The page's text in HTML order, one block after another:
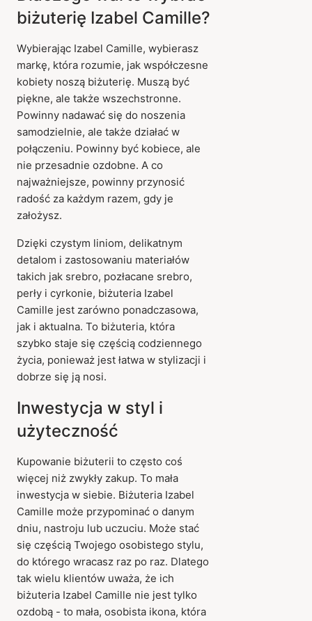
biżuterię Izabel Camille?
Wybierając Izabel Camille, wybierasz
markę, która rozumie, jak współczesne
kobiety noszą biżuterię. Muszą być
piękne, ale także wszechstronne.
Powinny nadawać się do noszenia
samodzielnie, ale także działać w
połączeniu. Powinny być kobiece, ale
nie przesadnie ozdobne. A co
najważniejsze, powinny przynosić
radość za każdym razem, gdy je
założysz.
Dzięki czystym liniom, delikatnym
detalom i zastosowaniu materiałów
takich jak srebro, pozłacane srebro,
perły i cyrkonie, biżuteria Izabel
Camille jest zarówno ponadczasowa,
jak i aktualna. To biżuteria, która
szybko staje się częścią codziennego
życia, ponieważ jest łatwa w stylizacji i
dobrze się ją nosi.
Inwestycja w styl i
użyteczność
Kupowanie biżuterii to często coś
więcej niż zwykły zakup. To mała
inwestycja w siebie. Biżuteria Izabel
Camille może przypominać o danym
dniu, nastroju lub uczuciu. Może stać
się częścią Twojego osobistego stylu,
do którego wracasz raz po raz. Dlatego
tak wielu klientów uważa, że ich
biżuteria Izabel Camille nie jest tylko
ozdobą - to mała, osobista ikona, która